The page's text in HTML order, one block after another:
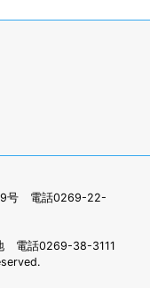
号 電話0269-22-
電話0269-38-3111